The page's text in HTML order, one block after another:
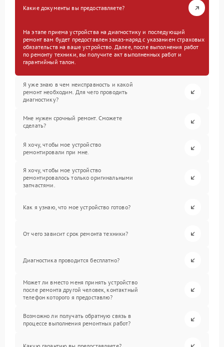
Какие документы вы предоставляете?
На этапе приема устройства на диагностику и последующий
ремонт вам будет предоставлен заказ-наряд с указанием страховых
обязательств на ваше устройство. Далее, после выполнения работ
по ремонту техники, вы получите акт выполненных работ и
гарантийный талон.
Я уже знаю в чем неисправность и какой
ремонт необходим. Для чего проводить
диагностику?
Мне нужен срочный ремонт. Сможете
сделать?
Я хочу, чтобы мое устройство
ремонтировали при мне.
Я хочу, чтобы мое устройство
ремонтировалось только оригинальными
запчастями.
Как я узнаю, что мое устройство готово?
От чего зависит срок ремонта техники?
Диагностика проводится бесплатно?
Может ли вместо меня принять устройство
после ремонта другой человек, контактный
телефон которого я предоставлю?
Возможно ли получать обратную связь в
процессе выполнения ремонтных работ?